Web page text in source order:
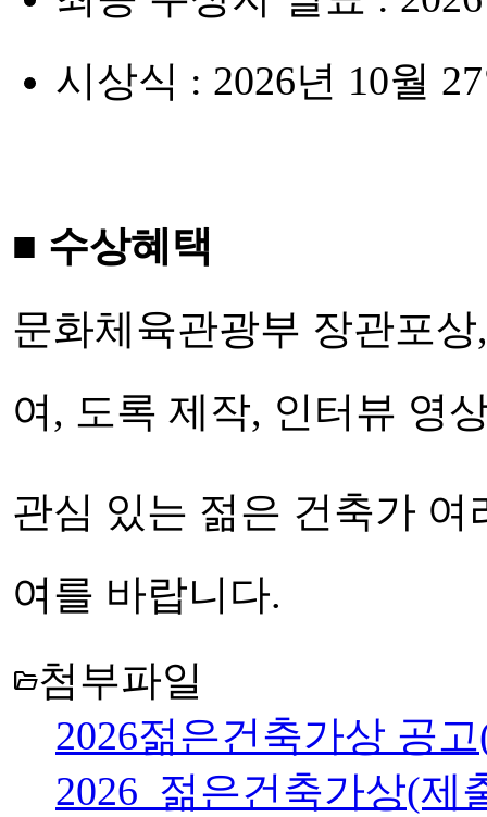
시상식 : 2026년 10월
■ 수상혜택
문화체육관광부 장관포
여, 도록 제작, 인터뷰 영
관심 있는 젊은 건축가
여를 바랍니다.
folder_open첨부파일
2026젊은건축가상 공
2026_젊은건축가상(제